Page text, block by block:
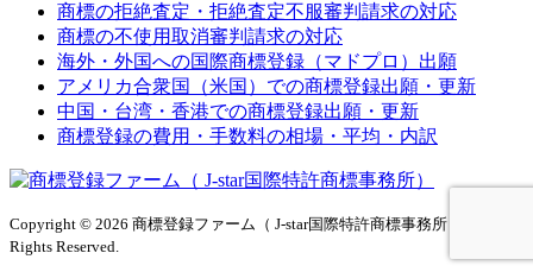
商標の拒絶査定・拒絶査定不服審判請求の対応
商標の不使用取消審判請求の対応
海外・外国への国際商標登録（マドプロ）出願
アメリカ合衆国（米国）での商標登録出願・更新
中国・台湾・香港での商標登録出願・更新
商標登録の費用・手数料の相場・平均・内訳
Copyright © 2026 商標登録ファーム（ J-star国際特許商標事務所）All
Rights Reserved.